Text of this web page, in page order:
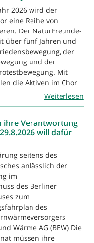
2026 wird der
eine Reihe von
Der NaturFreunde-
über fünf Jahren und
der
und der
Mit
die Aktiven im Chor
Weiterlesen
ihre Verantwortung
will dafür
seitens des
anlässlich der
im
des Berliner
zum
des
Wärme AG (BEW) Die
müssen ihre